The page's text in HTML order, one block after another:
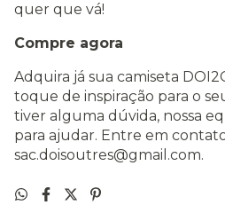
quer que vá!
Compre agora
Adquira já sua camiseta
toque de inspiração para o
tiver alguma dúvida, nossa
para ajudar. Entre em
sac.doisoutres@gmail.com.